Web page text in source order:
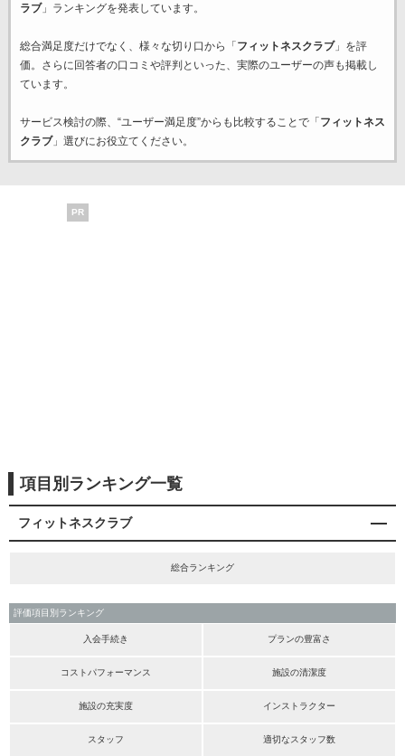
ラブ」ランキングを発表しています。
総合満足度だけでなく、様々な切り口から「 フィットネスクラブ」を評
価。さらに回答者の口コミや評判といった、実際のユーザーの声も掲載し
ています。
サービス検討の際、“ユーザー満足度”からも比較することで「 フィットネス
クラブ」選びにお役立てください。
PR
項目別ランキング一覧
フィットネスクラブ
総合ランキング
評価項目別ランキング
入会手続き プランの豊富さ
コストパフォーマンス 施設の清潔度
施設の充実度 インストラクター
スタッフ 適切なスタッフ数